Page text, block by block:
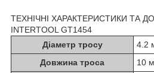
ТЕХНІЧНІ ХАРАКТЕРИСТИКИ ТА
INTERTOOL GT1454
Діаметр тросу
4.2
Довжина троса
10 м